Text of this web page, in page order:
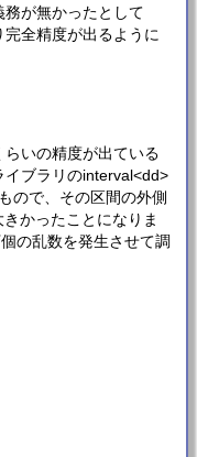
が無かったとして
全精度が出るように
いの精度が出ている
ブラリのinterval<dd>
ので、その区間の外側
かったことになりま
の乱数を発生させて調